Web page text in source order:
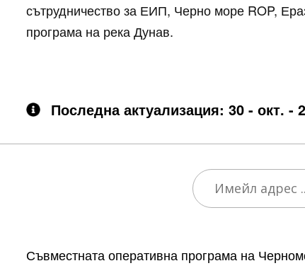
сътрудничество за ЕИП, Черно море ROP,
програма на река Дунав.
Последна актуализация: 30 - окт. -
Съвместната оперативна програма на